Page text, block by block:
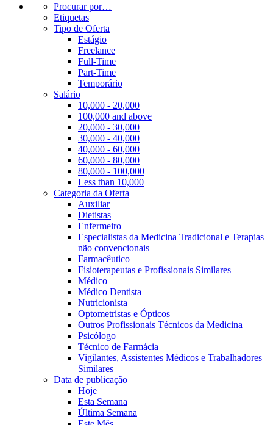
Procurar por…
Etiquetas
Tipo de Oferta
Estágio
Freelance
Full-Time
Part-Time
Temporário
Salário
10,000 - 20,000
100,000 and above
20,000 - 30,000
30,000 - 40,000
40,000 - 60,000
60,000 - 80,000
80,000 - 100,000
Less than 10,000
Categoria da Oferta
Auxiliar
Dietistas
Enfermeiro
Especialistas da Medicina Tradicional e Terapias
não convencionais
Farmacêutico
Fisioterapeutas e Profissionais Similares
Médico
Médico Dentista
Nutricionista
Optometristas e Ópticos
Outros Profissionais Técnicos da Medicina
Psicólogo
Técnico de Farmácia
Vigilantes, Assistentes Médicos e Trabalhadores
Similares
Data de publicação
Hoje
Esta Semana
Última Semana